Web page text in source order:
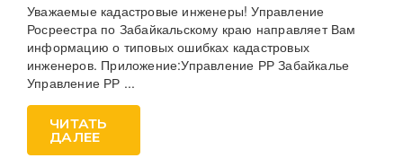
Уважаемые кадастровые инженеры! Управление
Росреестра по Забайкальскому краю направляет Вам
информацию о типовых ошибках кадастровых
инженеров. Приложение:Управление РР Забайкалье
Управление РР ...
ЧИТАТЬ
ДАЛЕЕ